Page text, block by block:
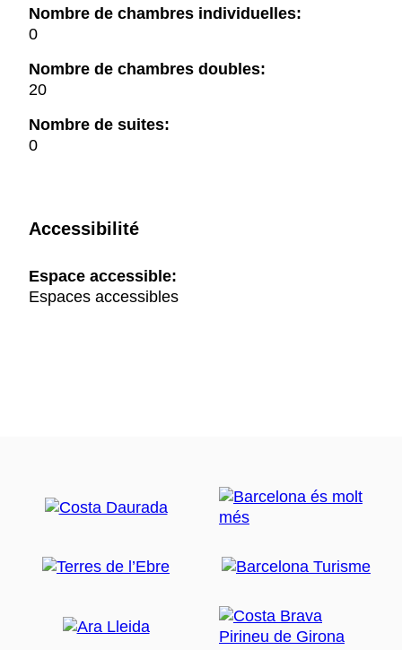
Nombre de chambres individuelles:
0
Nombre de chambres doubles:
20
Nombre de suites:
0
Accessibilité
Espace accessible:
Espaces accessibles